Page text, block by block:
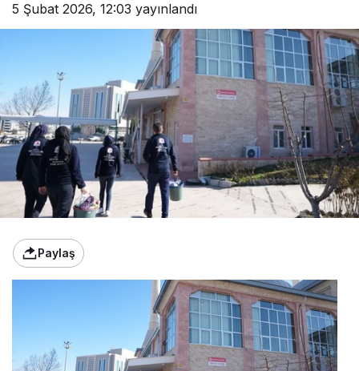
5 Şubat 2026, 12:03 yayınlandı
Paylaş